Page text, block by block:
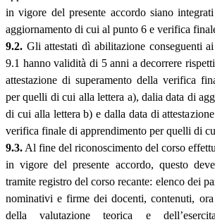
in vigore del presente accordo siano
aggiornamento di cui al punto 6 e verifica
9.2. Gli attestati dì abilitazione conseguenti
9.1 hanno validità di 5 anni a decorrere
attestazione di superamento della verifica
per quelli di cui alla lettera a), dalia data di
di cui alla lettera b) e dalla data di
verifica finale di apprendimento per quelli di
9.3. Al fine del riconoscimento del corso
in vigore del presente accordo, questo
tramite registro del corso recante: elenco dei
nominativi e firme dei docenti, contenuti,
della valutazione teorica e